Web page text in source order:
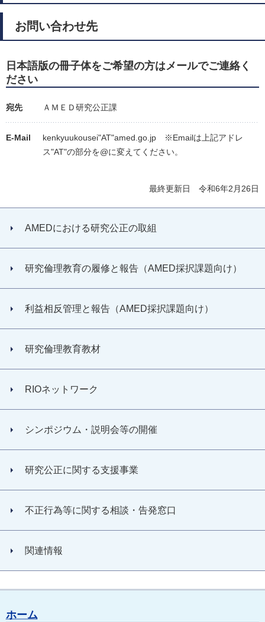
お問い合わせ先
日本語版の冊子体をご希望の方はメールでご連絡く
ださい
宛先 ＡＭＥＤ研究公正課
E-Mail
kenkyuukousei"AT"amed.go.jp ※Emailは上記アドレ
ス"AT"の部分を@に変えてください。
最終更新日 令和6年2月26日
AMEDにおける研究公正の取組
研究倫理教育の履修と報告（AMED採択課題向け）
利益相反管理と報告（AMED採択課題向け）
研究倫理教育教材
RIOネットワーク
シンポジウム・説明会等の開催
研究公正に関する支援事業
不正行為等に関する相談・告発窓口
関連情報
ホーム